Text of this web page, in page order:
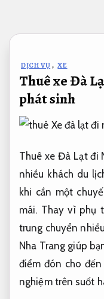
nội
dungDỊCH VỤ, XE
Thuê xe Đà
phát sinh
Thuê xe Đà Lạt đi
nhiều khách du
khi cần một
mái. Thay vì phụ
trung chuyển
Nha Trang giúp
điểm đón cho
nghiệm trên suốt